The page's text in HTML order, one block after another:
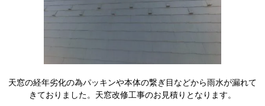
天窓の経年劣化の為パッキンや本体の繋ぎ目などから雨水が漏れて
きておりました。天窓改修工事のお見積りとなります。